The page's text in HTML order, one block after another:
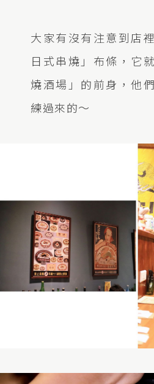
大家有沒有注意到店
日式串燒」布條，它
燒酒場」的前身，他
練過來的～